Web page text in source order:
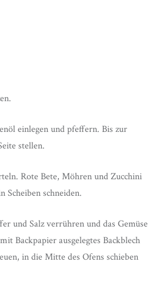
einlegen und pfeffern. Bis zur
stellen.
Rote Bete, Möhren und Zucchini
Scheiben schneiden.
und Salz verrühren und das Gemüse
Backpapier ausgelegtes Backblech
in die Mitte des Ofens schieben